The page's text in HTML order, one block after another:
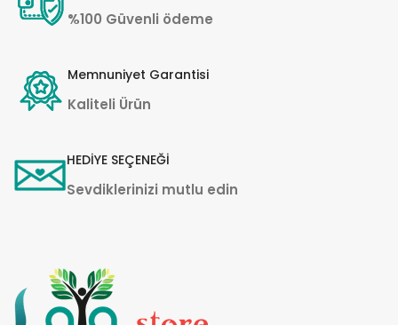
%100 Güvenli ödeme
Memnuniyet Garantisi
Kaliteli Ürün
HEDİYE SEÇENEĞİ
Sevdiklerinizi mutlu edin